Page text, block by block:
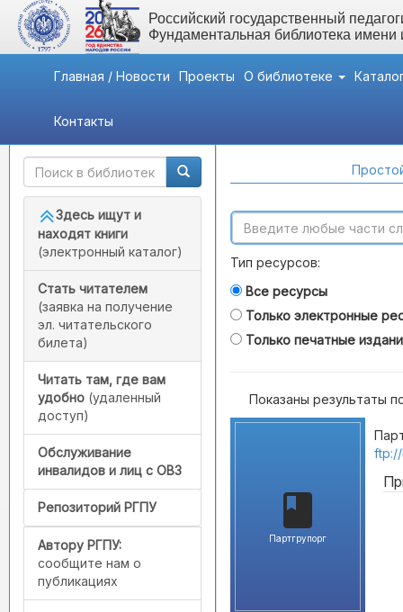
Российский государственный
Фундаментальная библиотека
Главная / Новости Проекты О библиотеке
Контакты
Быстрый доступ
Здесь ищут и
находят книги
(электронный каталог)
Стать читателем
(заявка на получение
эл. читательского
билета)
Читать там, где вам
удобно (удаленный
доступ)
Обслуживание
инвалидов и лиц с ОВЗ
Репозиторий РГПУ
Автору РГПУ:
сообщите нам о
публикациях
Тип ресурсов:
Все ресурсы
Только электронные
Только печатные
Показаны результаты
Партгрупорг